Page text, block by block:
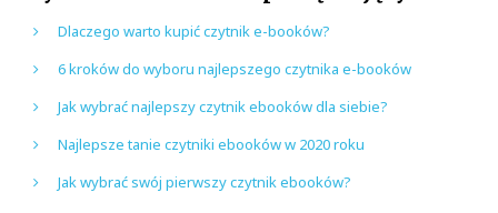
Dlaczego warto kupić czytnik e-booków?
6 kroków do wyboru najlepszego czytnika e-booków
Jak wybrać najlepszy czytnik ebooków dla siebie?
Najlepsze tanie czytniki ebooków w 2020 roku
Jak wybrać swój pierwszy czytnik ebooków?